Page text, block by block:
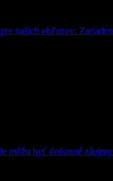
našich občanov:
môžu byť dotknuté